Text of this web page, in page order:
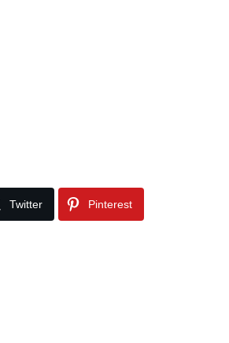
Twitter Pinterest